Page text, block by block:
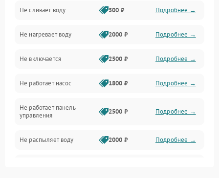
Электропитание
Датчики
Нагрев
Вода
Гигиена
Программное обеспечение
Не сливает воду 500 ₽ Подробнее →
Не нагревает воду 2000 ₽ Подробнее →
Не включается 2500 ₽ Подробнее →
Не работает насос 1800 ₽ Подробнее →
Не работает панель
управления
2500 ₽ Подробнее →
Не распыляет воду 2000 ₽ Подробнее →